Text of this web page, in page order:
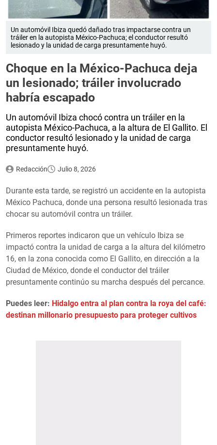
Un automóvil Ibiza quedó dañado tras impactarse contra un
tráiler en la autopista México-Pachuca; el conductor resultó
lesionado y la unidad de carga presuntamente huyó.
Choque en la México-Pachuca deja
un lesionado; tráiler involucrado
habría escapado
Un automóvil Ibiza chocó contra un tráiler en la
autopista México-Pachuca, a la altura de El Gallito. El
conductor resultó lesionado y la unidad de carga
presuntamente huyó.
Redacción Julio 8, 2026
Durante esta tarde, se registró un accidente en la autopista
México Pachuca, donde una persona resultó lesionada tras
chocar su automóvil contra un tráiler.
Primeros reportes indicaron que un vehículo Ibiza se
impactó contra la unidad de carga a la altura del kilómetro
16, en la zona conocida como El Gallito, en dirección a la
Ciudad de México, donde el conductor del tráiler
presuntamente continúo su marcha después del percance.
Puedes leer: Hidalgo entra al plan contra la roya del café:
destinan millonario presupuesto para proteger cultivos